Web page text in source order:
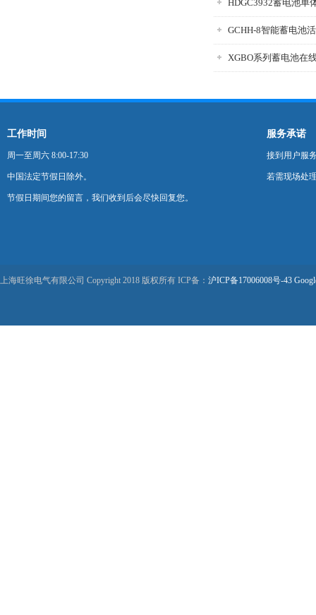
GCHH-8智能蓄电池
XGBO系列蓄电池在
工作时间
周一至周六 8:00-17:30
中国法定节假日除外。
节假日期间您的留言，我们收到后会尽快回复您。
服务承诺
接到用户服
若需现场处
上海旺徐电气有限公司 Copyright 2018 版权所有 ICP备： 沪ICP备17006008号-43